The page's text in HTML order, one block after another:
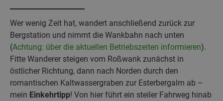
Wer wenig Zeit hat, wandert anschließend zurück zur
Bergstation und nimmt die Wankbahn nach unten
(Achtung: über die aktuellen Betriebszeiten informieren).
Fitte Wanderer steigen vom Roßwank zunächst in
östlicher Richtung, dann nach Norden durch den
romantischen Kaltwassergraben zur Esterbergalm ab –
mein Einkehrtipp! Von hier führt ein steiler Fahrweg hinab